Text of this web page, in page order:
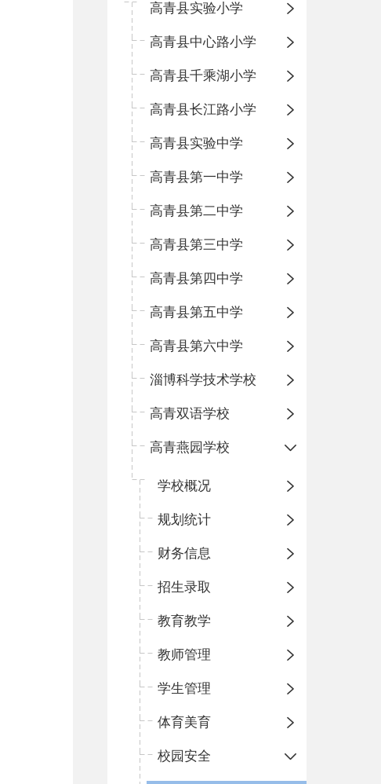
高青县实验小学
高青县中心路小学
高青县千乘湖小学
高青县长江路小学
高青县实验中学
高青县第一中学
高青县第二中学
高青县第三中学
高青县第四中学
高青县第五中学
高青县第六中学
淄博科学技术学校
高青双语学校
高青燕园学校
学校概况
规划统计
财务信息
招生录取
教育教学
教师管理
学生管理
体育美育
校园安全